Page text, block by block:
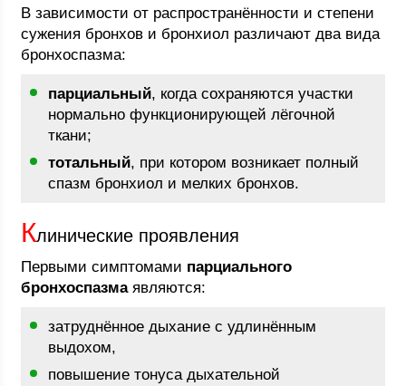
В зависимости от распространённости и степени
сужения бронхов и бронхиол различают два вида
бронхоспазма:
парциальный, когда сохраняются участки
нормально функционирующей лёгочной
ткани;
тотальный, при котором возникает полный
спазм бронхиол и мелких бронхов.
Клинические проявления
Первыми симптомами парциального
бронхоспазмаявляются:
затруднённое дыхание с удлинённым
выдохом,
повышение тонуса дыхательной